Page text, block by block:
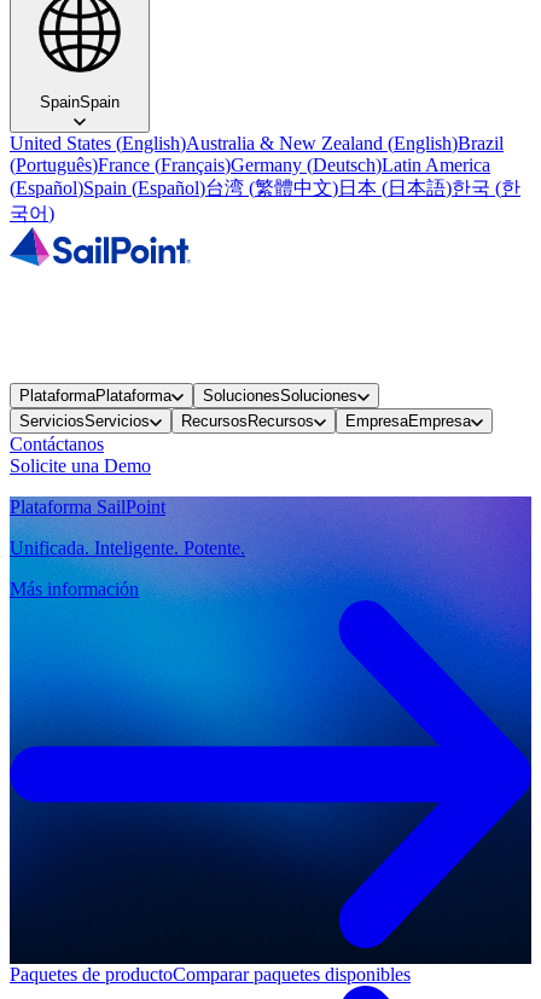
SpainSpain
United States (English)Australia & New Zealand (English)Brazil
(Português)France (Français)Germany (Deutsch)Latin America
(Español)Spain (Español)台湾 (繁體中文)日本 (日本語)한국 (한
국어)
PlataformaPlataforma SolucionesSoluciones
ServiciosServicios Recursos Recursos EmpresaEmpresa
Contáctanos
Solicite una Demo
Plataforma SailPoint
Unificada. Inteligente. Potente.
Más información
Paquetes de productoComparar paquetes disponibles